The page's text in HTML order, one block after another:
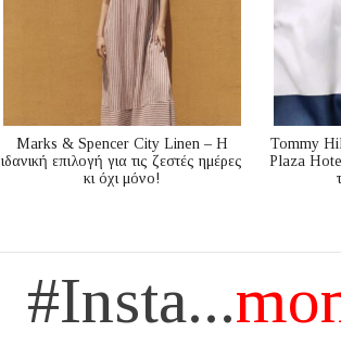
Marks & Spencer City Linen – Η
ιδανική επιλογή για τις ζεστές ημέρες
κι όχι μόνο!
Tommy
Plaza
#Insta...